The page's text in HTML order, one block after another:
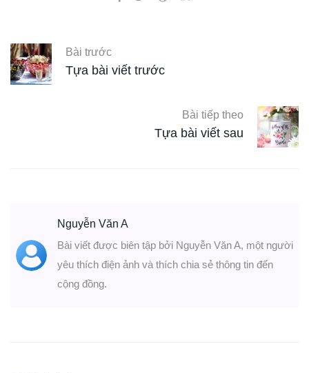
Bài trước
Tựa bài viết trước
Bài tiếp theo
Tựa bài viết sau
Nguyễn Văn A
Bài viết được biên tập bởi Nguyễn Văn A, một người
yêu thích điện ảnh và thích chia sẻ thông tin đến
cộng đồng.